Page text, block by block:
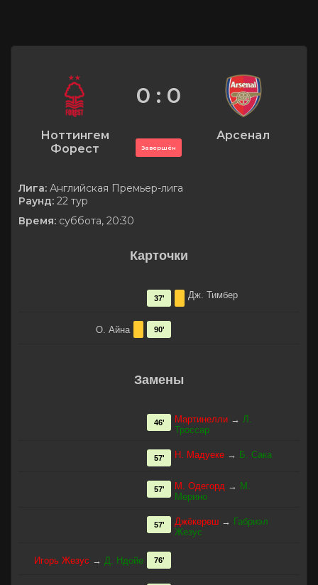
Ноттингем
Форест
0 : 0
Завершён
Арсенал
Лига: Английская Премьер-лига
Раунд: 22 тур
Время: суббота, 20:30
Карточки
Дж. Тимбер
37'
О. Айна 90'
Замены
Мартинелли → Л.
Троссар
46'
Н. Мадуеке → Б. Сака
57'
М. Одегорд → М.
Мерино
57'
Джёкереш → Габриэл
Жезус
57'
Игорь Жезус → Д. Ндойе 76'